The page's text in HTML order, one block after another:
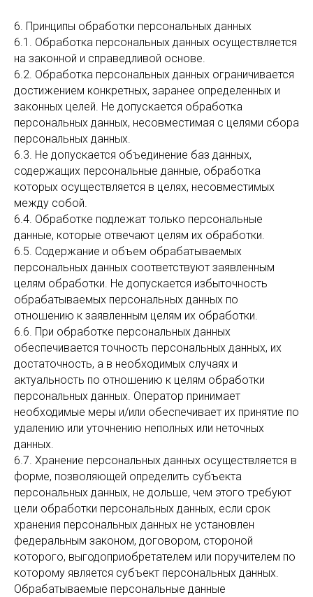
6. Принципы обработки персональных данных
6.1. Обработка персональных данных осуществляется
на законной и справедливой основе.
6.2. Обработка персональных данных ограничивается
достижением конкретных, заранее определенных и
законных целей. Не допускается обработка
персональных данных, несовместимая с целями сбора
персональных данных.
6.3. Не допускается объединение баз данных,
содержащих персональные данные, обработка
которых осуществляется в целях, несовместимых
между собой.
6.4. Обработке подлежат только персональные
данные, которые отвечают целям их обработки.
6.5. Содержание и объем обрабатываемых
персональных данных соответствуют заявленным
целям обработки. Не допускается избыточность
обрабатываемых персональных данных по
отношению к заявленным целям их обработки.
6.6. При обработке персональных данных
обеспечивается точность персональных данных, их
достаточность, а в необходимых случаях и
актуальность по отношению к целям обработки
персональных данных. Оператор принимает
необходимые меры и/или обеспечивает их принятие по
удалению или уточнению неполных или неточных
данных.
6.7. Хранение персональных данных осуществляется в
форме, позволяющей определить субъекта
персональных данных, не дольше, чем этого требуют
цели обработки персональных данных, если срок
хранения персональных данных не установлен
федеральным законом, договором, стороной
которого, выгодоприобретателем или поручителем по
которому является субъект персональных данных.
Обрабатываемые персональные данные